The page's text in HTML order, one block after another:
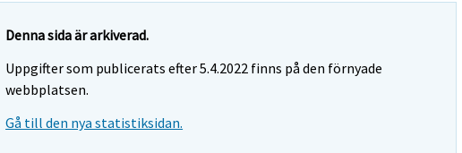
Denna sida är arkiverad.
Uppgifter som publicerats efter 5.4.2022 finns på den förnyade
webbplatsen.
Gå till den nya statistiksidan.